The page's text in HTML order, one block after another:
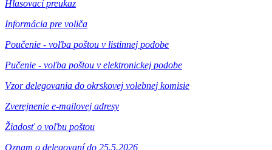
Hlasovací preukaz
Informácia pre voliča
Poučenie - voľba poštou v listinnej podobe
Pučenie - voľba poštou v elektronickej podobe
Vzor delegovania do okrskovej volebnej komisie
Zverejnenie e-mailovej adresy
Žiadosť o voľbu poštou
Oznam o delegovaní do 25.5.2026